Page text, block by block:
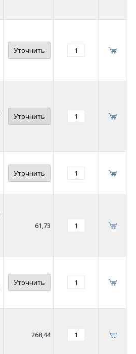
Уточнить
Уточнить
Уточнить
61,73
Уточнить
268,44